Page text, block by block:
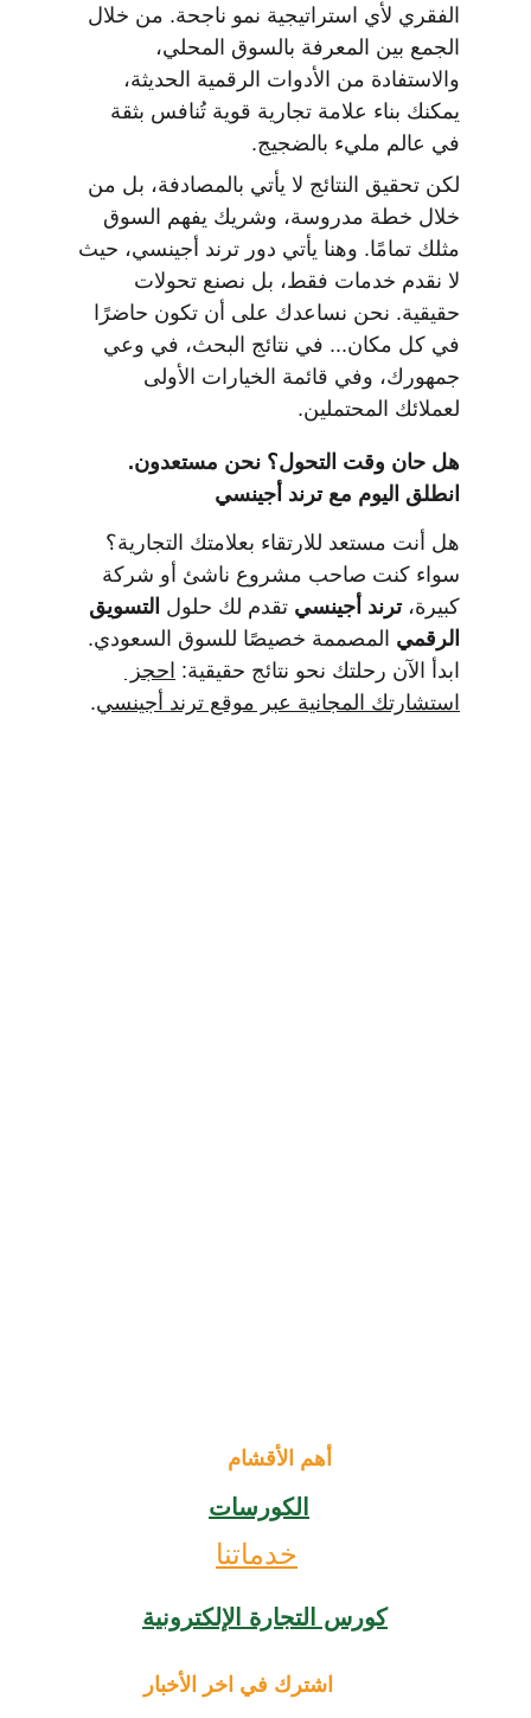
الفقري لأي استراتيجية نمو ناجحة. من خلال
الجمع بين المعرفة بالسوق المحلي،
والاستفادة من الأدوات الرقمية الحديثة،
يمكنك بناء علامة تجارية قوية تُنافس بثقة
في عالم مليء بالضجيج.
لكن تحقيق النتائج لا يأتي بالمصادفة، بل من
خلال خطة مدروسة، وشريك يفهم السوق
مثلك تمامًا. وهنا يأتي دور ترند أجينسي، حيث
لا نقدم خدمات فقط، بل نصنع تحولات
حقيقية. نحن نساعدك على أن تكون حاضرًا
في كل مكان... في نتائج البحث، في وعي
جمهورك، وفي قائمة الخيارات الأولى
لعملائك المحتملين.
هل حان وقت التحول؟ نحن مستعدون.
انطلق اليوم مع ترند أجينسي
هل أنت مستعد للارتقاء بعلامتك التجارية؟
سواء كنت صاحب مشروع ناشئ أو شركة
كبيرة، ترند أجينسي تقدم لك حلول التسويق
الرقمي المصممة خصيصًا للسوق السعودي.
ابدأ الآن رحلتك نحو نتائج حقيقية: احجز
استشارتك المجانية عبر موقع ترند أجينسي.
اشترك في اخر الأخبار
أهم الأقشام
الكورسات
خدماتنا
كورس التجارة الإلكترونية